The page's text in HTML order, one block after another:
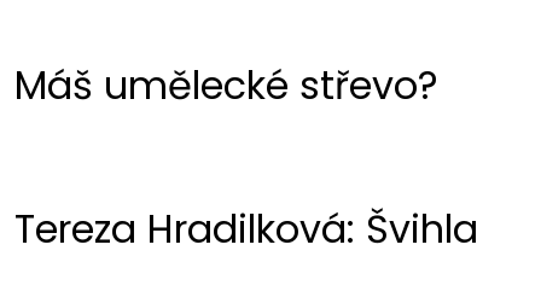
Máš umělecké střevo?
Tereza Hradilková: Švihla